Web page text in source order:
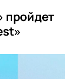
пройдет